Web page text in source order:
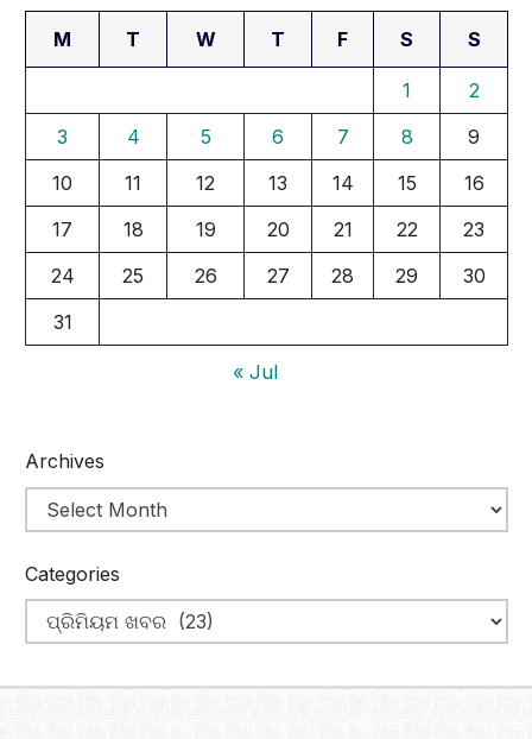
M T W T F S S
1
2
3
4 5 6 7 8
9
10
11 12 13 14 15
16
17
18 19 20 21 22
23
24
25 26 27 28 29
30
31
« Jul
Archives
Categories